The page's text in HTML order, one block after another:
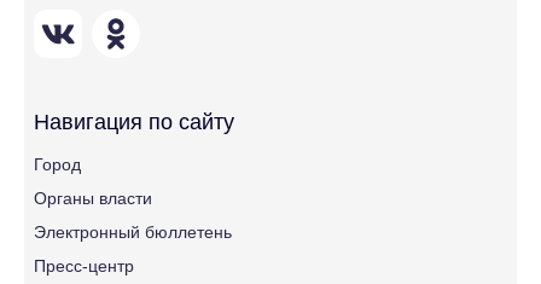
Навигация по сайту
Город
Органы власти
Электронный бюллетень
Пресс-центр